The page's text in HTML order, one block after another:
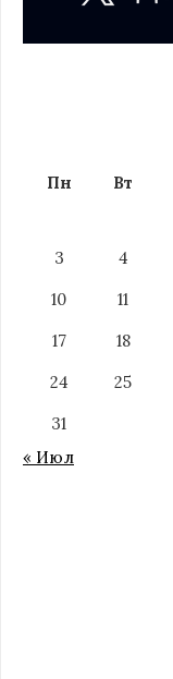
Пн Вт
3
4
10
11
17
18
24
25
31
« Июл